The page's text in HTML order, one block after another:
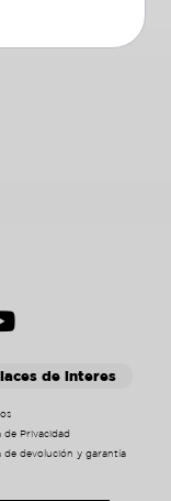
de interes
de Privacidad
de devolución y garantía